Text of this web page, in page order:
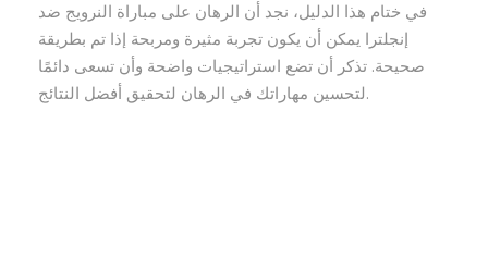
في ختام هذا الدليل، نجد أن الرهان على مباراة النرويج ضد
إنجلترا يمكن أن يكون تجربة مثيرة ومربحة إذا تم بطريقة
صحيحة. تذكر أن تضع استراتيجيات واضحة وأن تسعى دائمًا
لتحسين مهاراتك في الرهان لتحقيق أفضل النتائج.